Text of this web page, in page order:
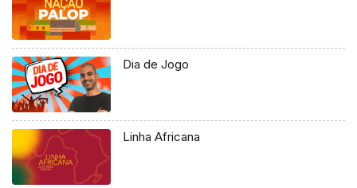
Dia de Jogo
Linha Africana